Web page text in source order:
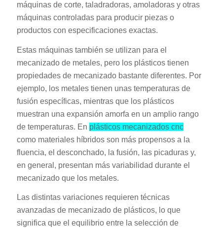
máquinas de corte, taladradoras, amoladoras y otras
máquinas controladas para producir piezas o
productos con especificaciones exactas.
Estas máquinas también se utilizan para el
mecanizado de metales, pero los plásticos tienen
propiedades de mecanizado bastante diferentes. Por
ejemplo, los metales tienen unas temperaturas de
fusión específicas, mientras que los plásticos
muestran una expansión amorfa en un amplio rango
de temperaturas. En plásticos mecanizados cnc
como materiales híbridos son más propensos a la
fluencia, el desconchado, la fusión, las picaduras y,
en general, presentan más variabilidad durante el
mecanizado que los metales.
Las distintas variaciones requieren técnicas
avanzadas de mecanizado de plásticos, lo que
significa que el equilibrio entre la selección de